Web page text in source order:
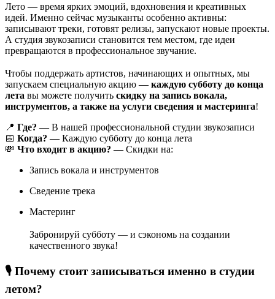
Лето — время ярких эмоций, вдохновения и креативных
идей. Именно сейчас музыканты особенно активны:
записывают треки, готовят релизы, запускают новые проекты.
А студия звукозаписи становится тем местом, где идеи
превращаются в профессиональное звучание.
Чтобы поддержать артистов, начинающих и опытных, мы
запускаем специальную акцию — каждую субботу до конца
лета вы можете получить скидку на запись вокала,
инструментов, а также на услуги сведения и мастеринга!
📍 Где? — В нашей профессиональной студии звукозаписи
📅 Когда? — Каждую субботу до конца лета
💸 Что входит в акцию? — Скидки на:
Запись вокала и инструментов
Сведение трека
Мастеринг
Забронируй субботу — и сэкономь на создании
качественного звука!
🎙 Почему стоит записываться именно в студии
летом?